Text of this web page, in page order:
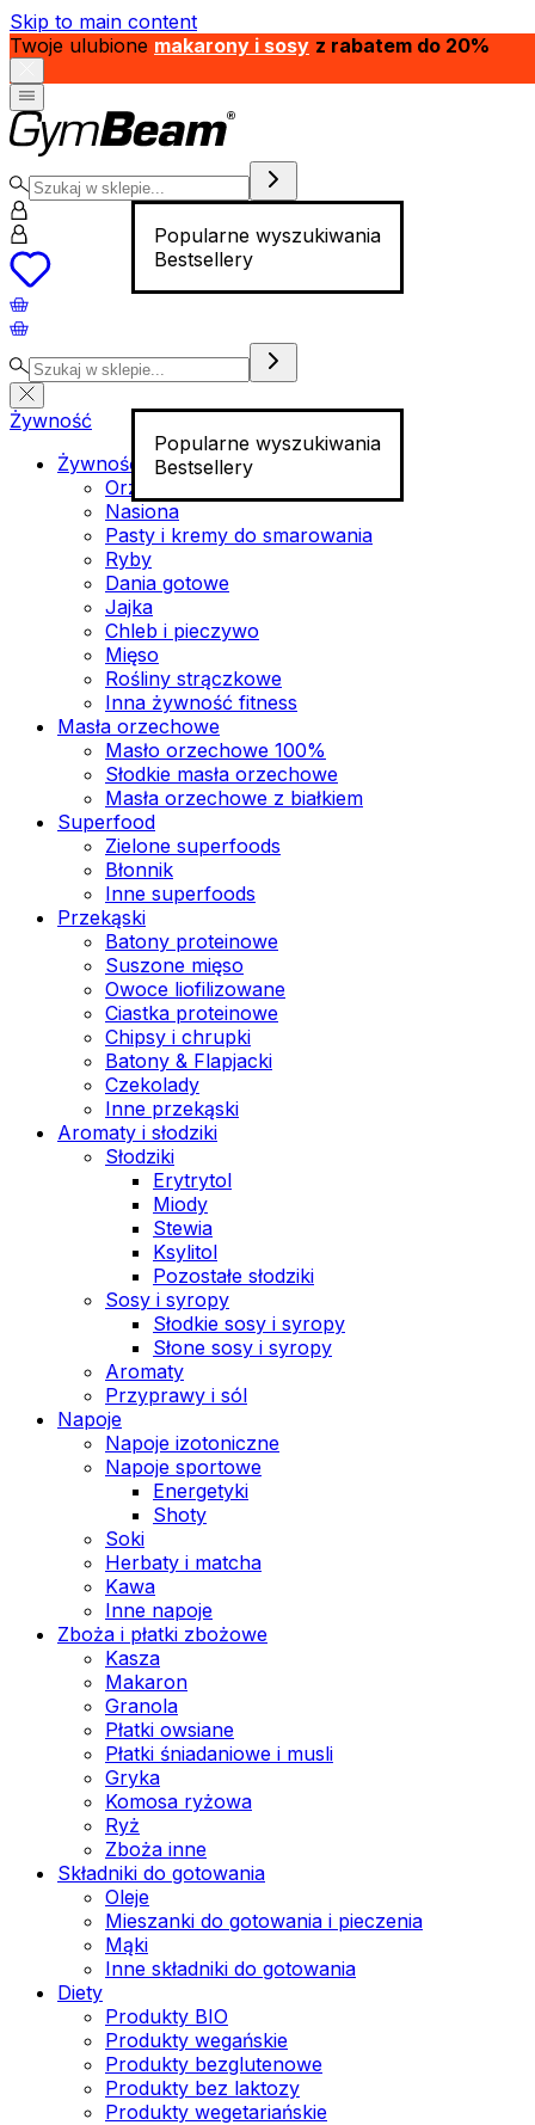
Skip to main content
Twoje ulubione makarony i sosy z rabatem do 20%
Popularne wyszukiwania
Bestsellery
Popularne wyszukiwania
Bestsellery
Żywność
Żywność funkcjonalna
Orzechy
Nasiona
Pasty i kremy do smarowania
Ryby
Dania gotowe
Jajka
Chleb i pieczywo
Mięso
Rośliny strączkowe
Inna żywność fitness
Masła orzechowe
Masło orzechowe 100%
Słodkie masła orzechowe
Masła orzechowe z białkiem
Superfood
Zielone superfoods
Błonnik
Inne superfoods
Przekąski
Batony proteinowe
Suszone mięso
Owoce liofilizowane
Ciastka proteinowe
Chipsy i chrupki
Batony & Flapjacki
Czekolady
Inne przekąski
Aromaty i słodziki
Słodziki
Erytrytol
Miody
Stewia
Ksylitol
Pozostałe słodziki
Sosy i syropy
Słodkie sosy i syropy
Słone sosy i syropy
Aromaty
Przyprawy i sól
Napoje
Napoje izotoniczne
Napoje sportowe
Energetyki
Shoty
Soki
Herbaty i matcha
Kawa
Inne napoje
Zboża i płatki zbożowe
Kasza
Makaron
Granola
Płatki owsiane
Płatki śniadaniowe i musli
Gryka
Komosa ryżowa
Ryż
Zboża inne
Składniki do gotowania
Oleje
Mieszanki do gotowania i pieczenia
Mąki
Inne składniki do gotowania
Diety
Produkty BIO
Produkty wegańskie
Produkty bezglutenowe
Produkty bez laktozy
Produkty wegetariańskie